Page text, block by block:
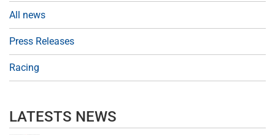
All news
Press Releases
Racing
LATESTS NEWS